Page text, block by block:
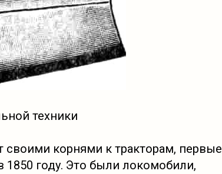
техники
своими корнями к тракторам, первые
году. Это были локомобили,